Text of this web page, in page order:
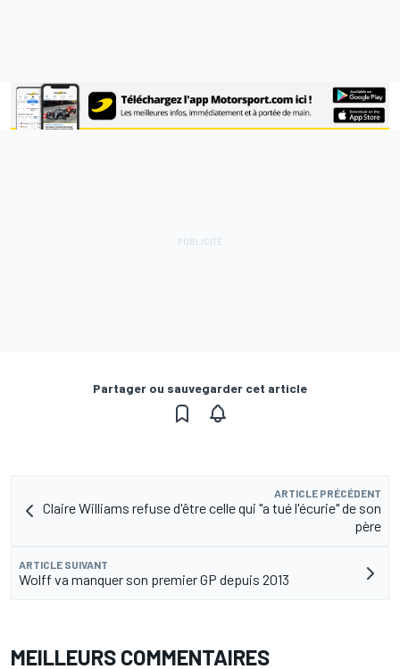
Partager ou sauvegarder cet article
ARTICLE PRÉCÉDENT
Claire Williams refuse d'être celle qui "a tué l'écurie" de son
père
ARTICLE SUIVANT
Wolff va manquer son premier GP depuis 2013
MEILLEURS COMMENTAIRES